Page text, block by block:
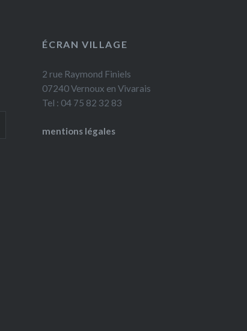
ÉCRAN VILLAGE
2 rue Raymond Finiels
07240 Vernoux en Vivarais
Tel : 04 75 82 32 83
mentions légales